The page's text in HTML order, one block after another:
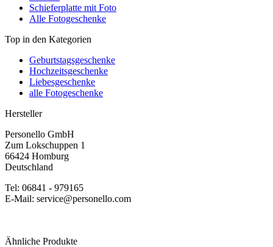
Schieferplatte mit Foto
Alle Fotogeschenke
Top in den Kategorien
Geburtstagsgeschenke
Hochzeitsgeschenke
Liebesgeschenke
alle Fotogeschenke
Hersteller
Personello GmbH
Zum Lokschuppen 1
66424 Homburg
Deutschland
Tel: 06841 - 979165
E-Mail: service@personello.com
Ähnliche Produkte